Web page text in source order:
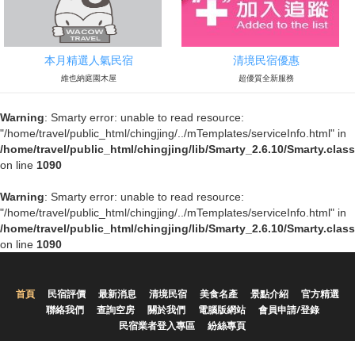
本月精選人氣民宿
維也納庭園木屋
清境民宿優惠
超優質全新服務
Warning: Smarty error: unable to read resource:
"/home/travel/public_html/chingjing/../mTemplates/serviceInfo.html" in
/home/travel/public_html/chingjing/lib/Smarty_2.6.10/
on line 1090
Warning: Smarty error: unable to read resource:
"/home/travel/public_html/chingjing/../mTemplates/serviceInfo.html" in
/home/travel/public_html/chingjing/lib/Smarty_2.6.10/
on line 1090
首頁 民宿評價 最新消息 清境民宿 美食名產 景點介紹
官方精選
聯絡我們
查詢空房 關於我們 電腦版網站
會員申請/登錄
民宿業者登入專區
紛絲專頁